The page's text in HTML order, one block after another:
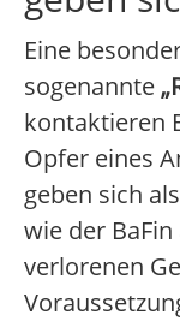
Eine
sogenannte
kontaktieren
Opfer eines
geben sich
wie der
verlorenen